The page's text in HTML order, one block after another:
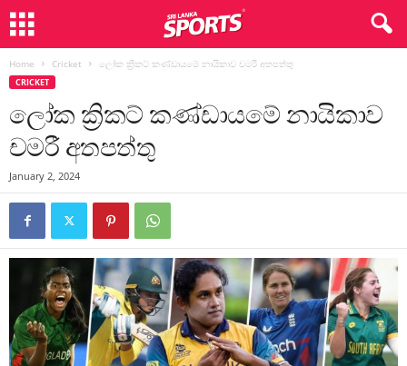
Home Cricket ලෝක ක්‍රිකට් කණ්ඩායමේ නායිකාව චමරී අතපත්තු
CRICKET
ලෝක ක්‍රිකට් කණ්ඩායමේ නායිකාව
චමරී අතපත්තු
January 2, 2024